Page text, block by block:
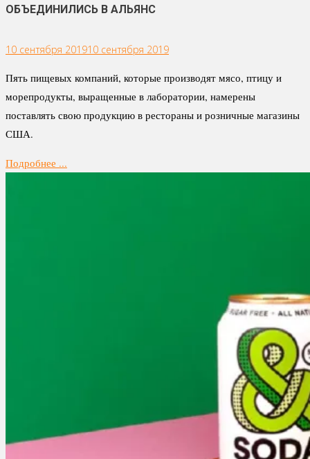
ОБЪЕДИНИЛИСЬ В АЛЬЯНС
10 сентября 201910 сентября 2019
Пять пищевых компаний, которые производят мясо, птицу и
морепродукты, выращенные в лаборатории, намерены
поставлять свою продукцию в рестораны и розничные магазины
США.
Подробнее ...